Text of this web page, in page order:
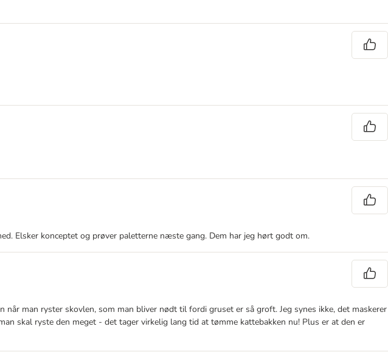
Elsker konceptet og prøver paletterne næste gang. Dem har jeg hørt godt om.
man ryster skovlen, som man bliver nødt til fordi gruset er så groft. Jeg synes ikke, det maskerer
skal ryste den meget - det tager virkelig lang tid at tømme kattebakken nu! Plus er at den er